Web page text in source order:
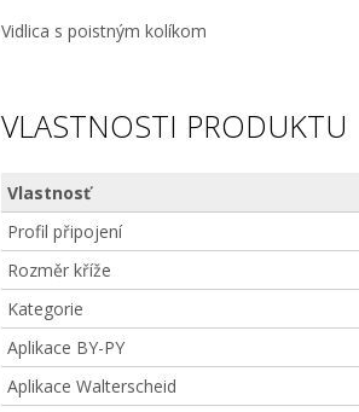
Vidlica s poistným kolíkom
VLASTNOSTI PRODUKTU
Vlastnosť
Profil připojení
Rozměr kříže
Kategorie
Aplikace BY-PY
Aplikace Walterscheid